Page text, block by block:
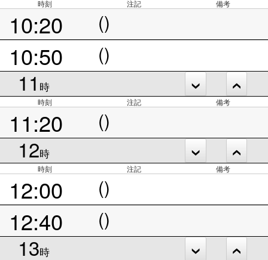
時刻 注記 備考
10:20 ()
10:50 ()
11 時
時刻 注記 備考
11:20 ()
12時
時刻 注記 備考
12:00 ()
12:40 ()
13時